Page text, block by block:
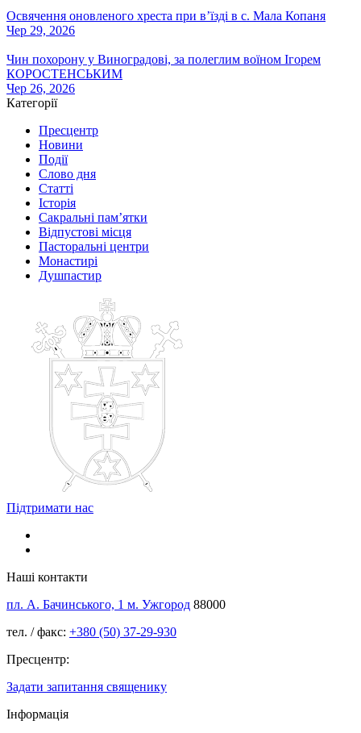
Освячення оновленого хреста при вʼїзді в с. Мала Копаня
Чер 29, 2026
Чин похорону у Виноградові, за полеглим воїном Ігорем
КОРОСТЕНСЬКИМ
Чер 26, 2026
Категорії
Пресцентр
Новини
Події
Слово дня
Статті
Історія
Сакральні пам’ятки
Відпустові місця
Пасторальні центри
Монастирі
Душпастир
Підтримати нас
Наші контакти
пл. А. Бачинського, 1 м. Ужгород 88000
тел. / факс: +380 (50) 37-29-930
Пресцентр:
Задати запитання священику
Інформація